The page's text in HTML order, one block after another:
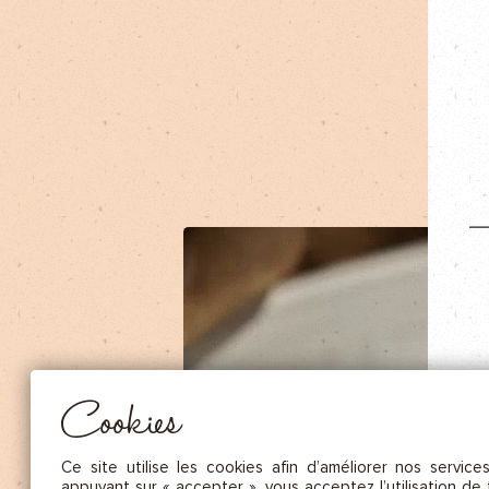
NOS SAUCES
NOS MOUTARDES
NOS ÉPICES GOURMANDES
NOS TISANES
Cookies
Ce site utilise les cookies afin d’améliorer nos
CES COOKIES SONT NÉCESSAIRES AU BON FONCTIONNEMENT DU SITE. ILS NE PEUVENT PAS
Mesure d’audience
Ces cookies nous permettent de mesurer le nombre de visites, de
d’établir des statistiques afin d’en améliorer la qualité, l’ergonomie et
performance.
Les cookies marketing sont utilisés pour effectuer le suivi des